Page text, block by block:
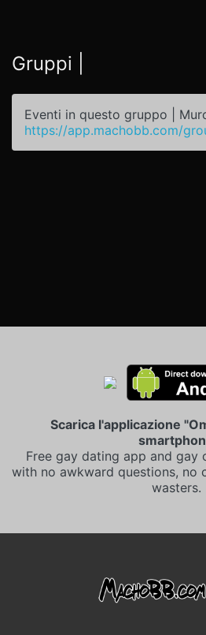
Gruppi |
Eventi in questo gruppo |
https://app.machobb.com/
Scarica l'applicazione
Free gay dating app and gay
with no awkward questions, no
wasters.